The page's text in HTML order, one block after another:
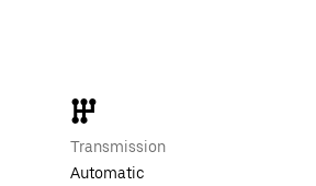
Transmission
Automatic